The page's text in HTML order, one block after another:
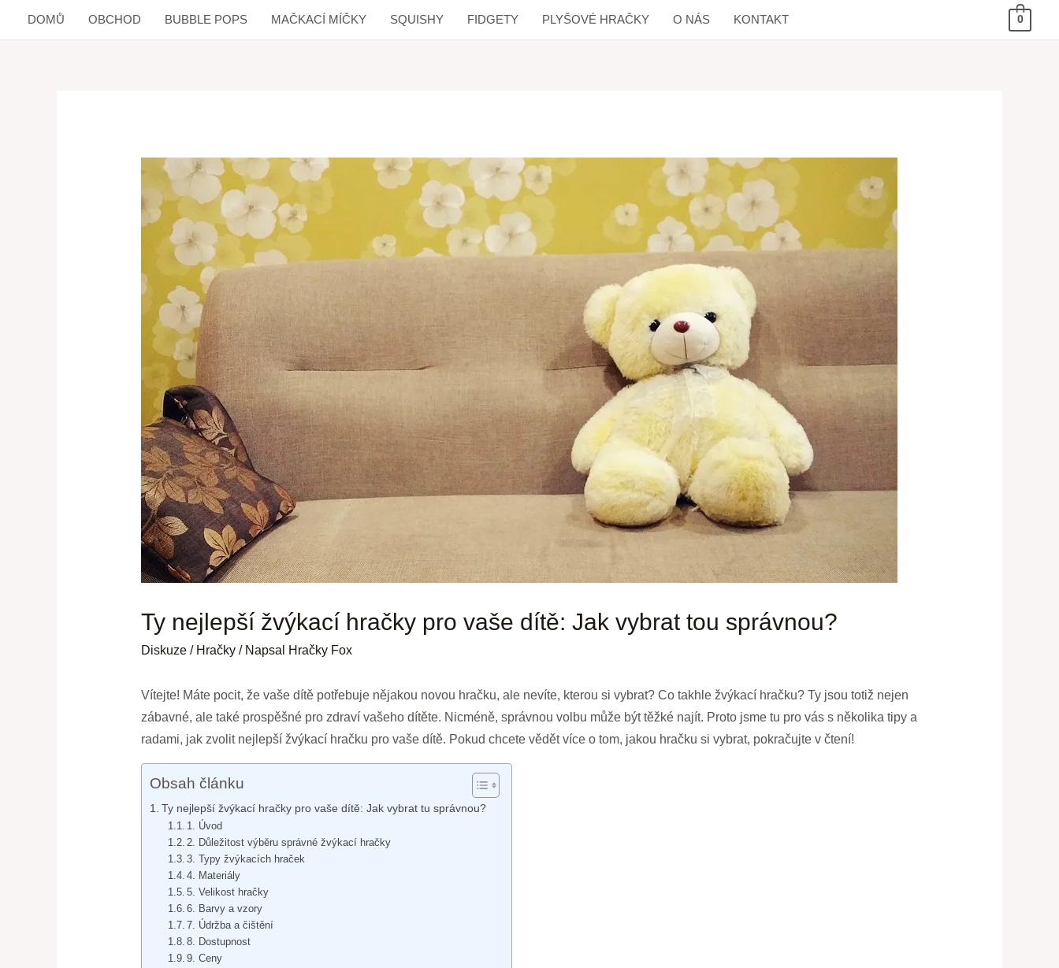
DOMŮ OBCHOD BUBBLE POPS MAČKACÍ MÍČKY SQUISHY FIDGETY PLYŠOVÉ HRAČKY O NÁS KONTAKT 0
Ty nejlepší žvýkací hračky pro vaše dítě: Jak vybrat tou správnou?
Diskuze / Hračky/ Napsal Hračky Fox
Vítejte! Máte pocit, že vaše dítě potřebuje nějakou novou hračku, ale nevíte, kterou si vybrat? Co takhle žvýkací hračku? Ty jsou totiž nejen
zábavné, ale také prospěšné pro zdraví vašeho dítěte. Nicméně, správnou volbu může být těžké najít. Proto jsme tu pro vás s několika tipy a
radami, jak zvolit nejlepší žvýkací hračku pro vaše dítě. Pokud chcete vědět více o tom, jakou hračku si vybrat, pokračujte v čtení!
Obsah článku
Ty nejlepší žvýkací hračky pro vaše dítě: Jak vybrat tu správnou?
1. Úvod
2. Důležitost výběru správné žvýkací hračky
3. Typy žvýkacích hraček
4. Materiály
5. Velikost hračky
6. Barvy a vzory
7. Údržba a čištění
8. Dostupnost
9. Ceny